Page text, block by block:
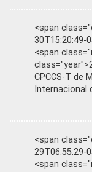
<span
30T15:20:49-
<span
CPCCS-T de
Internacional
<span
29T06:55:29-
<span